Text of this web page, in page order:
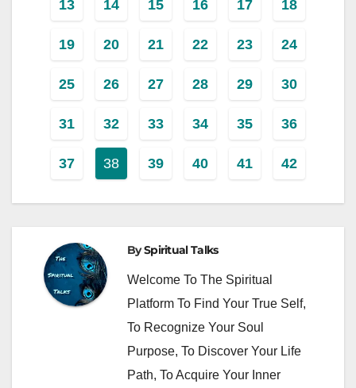
13 14 15 16 17 18
19 20 21 22 23 24
25 26 27 28 29 30
31 32 33 34 35 36
37 38 39 40 41 42
BySpiritual Talks
Welcome To The Spiritual
Platform To Find Your True Self,
To Recognize Your Soul
Purpose, To Discover Your Life
Path, To Acquire Your Inner